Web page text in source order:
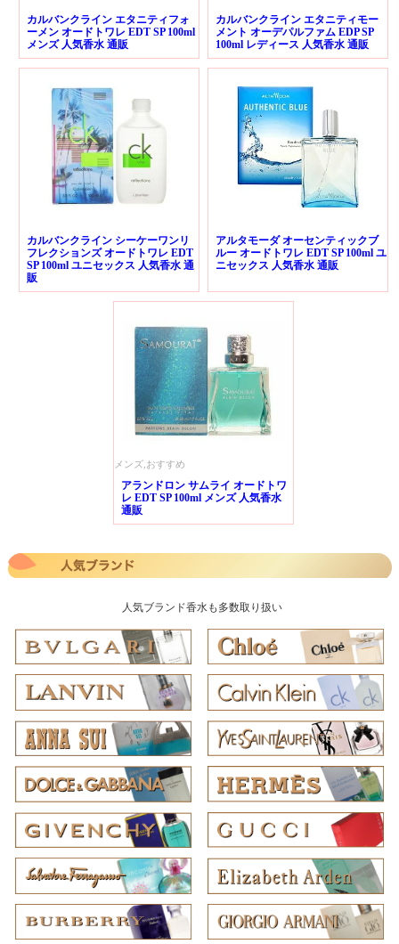
カルバンクライン エタニティフォ
ーメン オードトワレ EDT SP 100ml
メンズ 人気香水 通販
カルバンクライン エタニティモー
メント オーデパルファム EDP SP
100ml レディース 人気香水 通販
カルバンクライン シーケーワンリ
フレクションズ オードトワレ EDT
SP 100ml ユニセックス 人気香水 通
販
アルタモーダ オーセンティックブ
ルー オードトワレ EDT SP 100ml ユ
ニセックス 人気香水 通販
メンズ,おすすめ
アランドロン サムライ オードトワ
レ EDT SP 100ml メンズ 人気香水
通販
人気ブランド香水も多数取り扱い